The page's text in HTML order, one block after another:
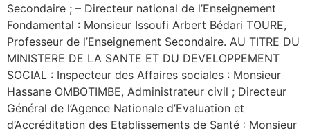
Secondaire ; – Directeur national de l’Enseignement
Fondamental : Monsieur Issoufi Arbert Bédari TOURE,
Professeur de l’Enseignement Secondaire. AU TITRE DU
MINISTERE DE LA SANTE ET DU DEVELOPPEMENT
SOCIAL : Inspecteur des Affaires sociales : Monsieur
Hassane OMBOTIMBE, Administrateur civil ; Directeur
Général de l’Agence Nationale d’Evaluation et
d’Accréditation des Etablissements de Santé : Monsieur